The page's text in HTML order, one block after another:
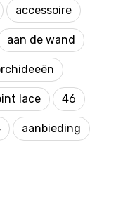
accessoire
aan de wand
lace 46
aanbieding